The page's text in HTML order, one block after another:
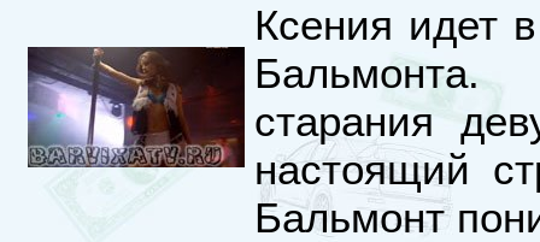
Ксения идет
Бальмонта.
старания
настоящий
Бальмонт